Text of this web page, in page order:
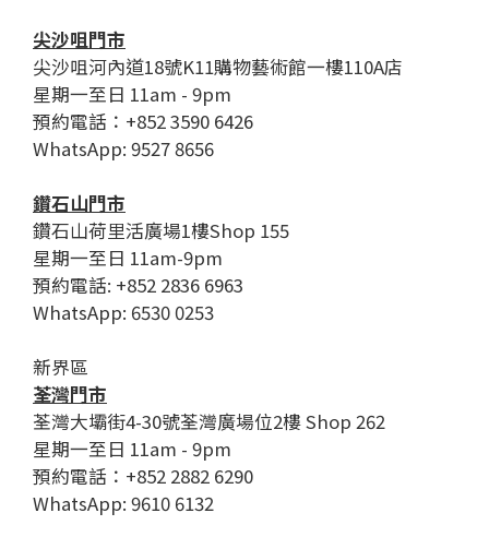
尖沙咀門市
尖沙咀河內道18號K11購物藝術館一樓110A店
星期一至日 11am - 9pm
預約電話：+852 3590 6426
WhatsApp: 9527 8656
鑽石山門市
鑽石山荷里活廣場1樓Shop 155
星期一至日 11am-9pm
預約電話: +852 2836 6963
WhatsApp: 6530 0253
新界區
荃灣門市
荃灣大壩街4-30號荃灣廣場位2樓 Shop 262
星期一至日 11am - 9pm
預約電話：+852 2882 6290
WhatsApp: 9610 6132